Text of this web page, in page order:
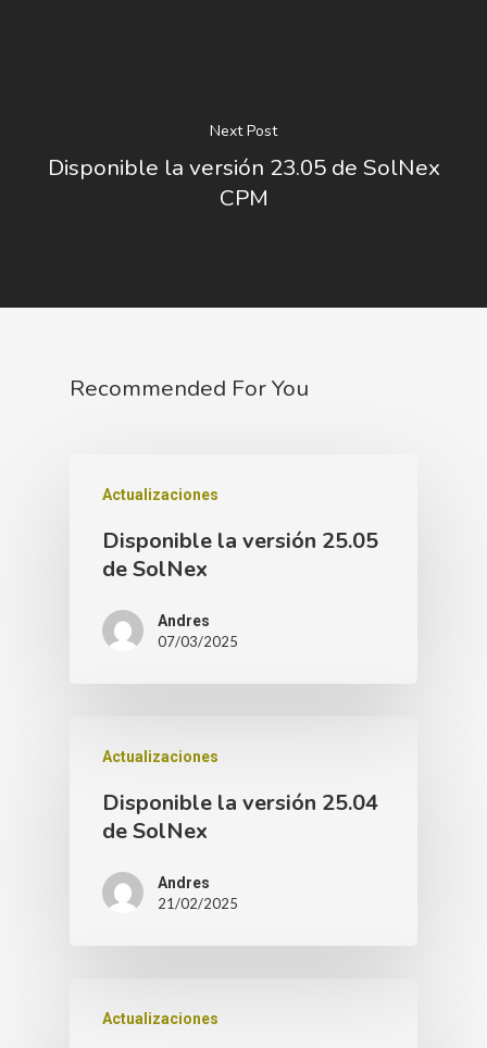
Next Post
Disponible la versión 23.05 de SolNex
CPM
Recommended For You
Actualizaciones
Disponible la versión 25.05
de SolNex
Andres
07/03/2025
Actualizaciones
Disponible la versión 25.04
de SolNex
Andres
21/02/2025
Actualizaciones